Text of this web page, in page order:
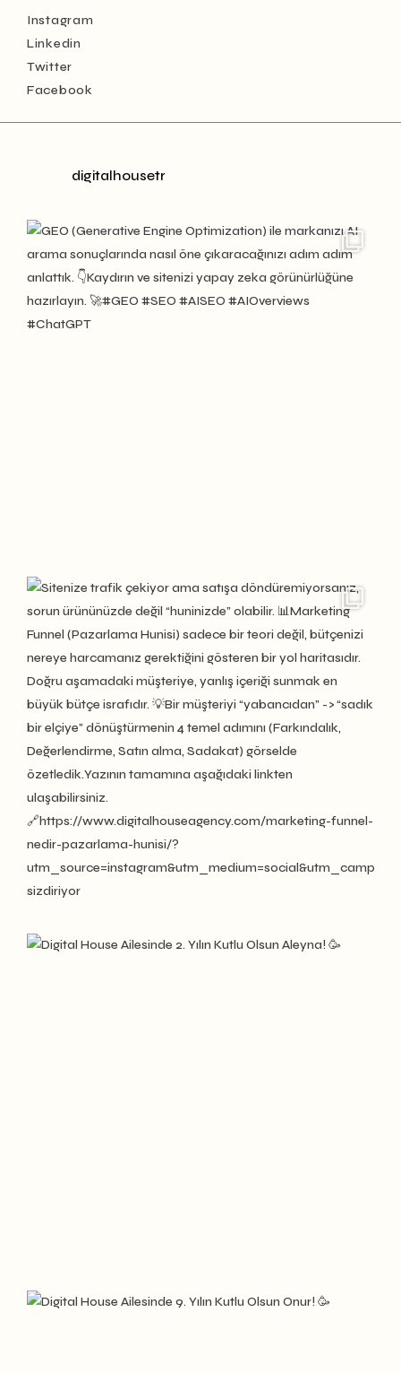
Instagram
Linkedin
Twitter
Facebook
digitalhousetr